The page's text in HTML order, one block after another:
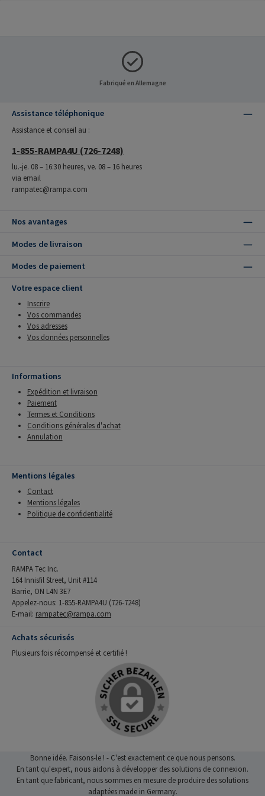
Fabriqué en Allemagne
Assistance téléphonique
Assistance et conseil au :
1-855-RAMPA4U (726-7248)
lu.-je. 08 – 16:30 heures, ve. 08 – 16 heures
via email
rampatec@rampa.com
Nos avantages
Modes de livraison
Modes de paiement
Votre espace client
Inscrire
Vos commandes
Vos adresses
Vos données personnelles
Informations
Expédition et livraison
Paiement
Termes et Conditions
Conditions générales d'achat
Annulation
Mentions légales
Contact
Mentions légales
Politique de confidentialité
Contact
RAMPA Tec Inc.
164 Innisfil Street, Unit #114
Barrie, ON L4N 3E7
Appelez-nous: 1-855-RAMPA4U (726-7248)
E-mail: rampatec@rampa.com
Achats sécurisés
Plusieurs fois récompensé et certifié !
Bonne idée. Faisons-le ! - C'est exactement ce que nous pensons.
En tant qu'expert, nous aidons à développer des solutions de connexion.
En tant que fabricant, nous sommes en mesure de produire des solutions
adaptées made in Germany.